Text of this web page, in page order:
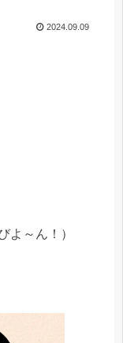
2024.09.09
よ～ん！）